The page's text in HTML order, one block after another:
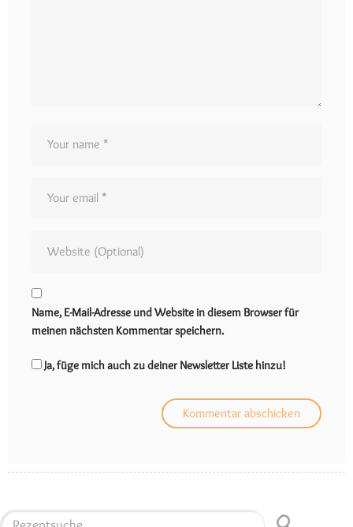
Name, E-Mail-Adresse und Website in diesem Browser für
meinen nächsten Kommentar speichern.
Ja, füge mich auch zu deiner Newsletter Liste hinzu!